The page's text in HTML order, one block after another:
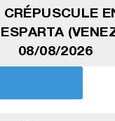
CRÉPUSCULE
08/08/2026